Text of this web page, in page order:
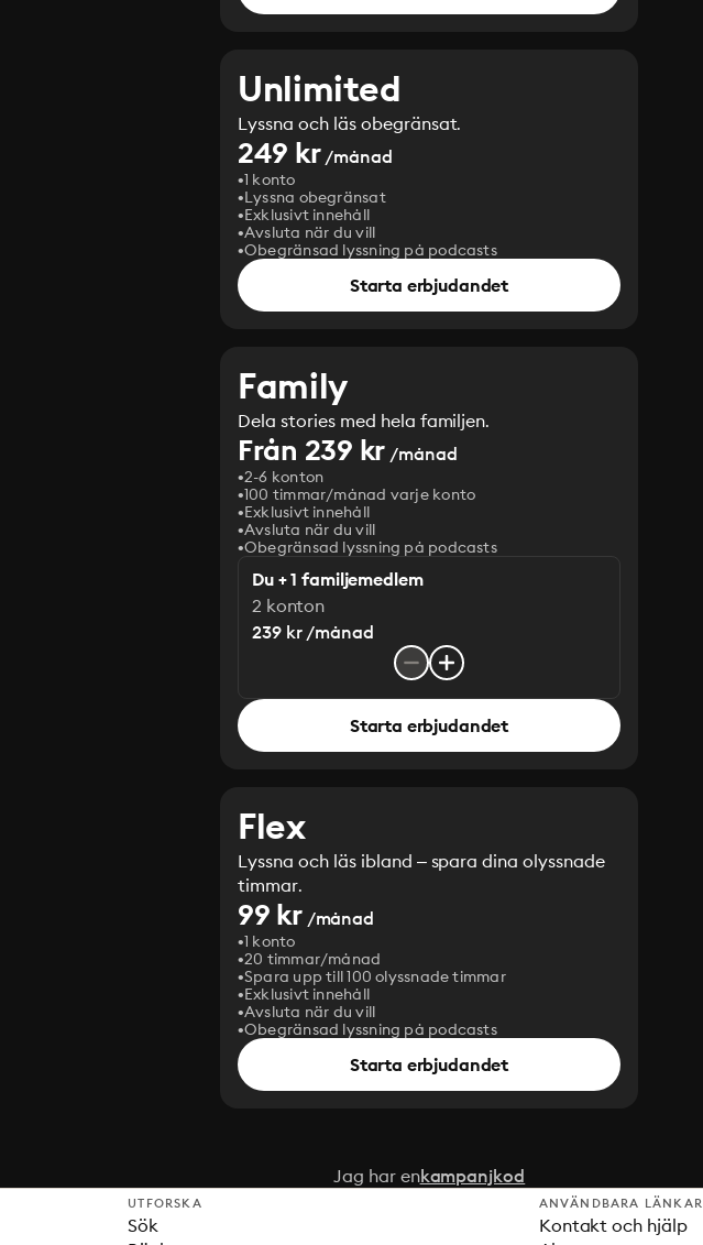
Unlimited
Lyssna och läs obegränsat.
249 kr/månad
1 konto
Lyssna obegränsat
Exklusivt innehåll
Avsluta när du vill
Obegränsad lyssning på podcasts
Starta erbjudandet
Family
Dela stories med hela familjen.
Från 239 kr /månad
2-6 konton
100 timmar/månad varje konto
Exklusivt innehåll
Avsluta när du vill
Obegränsad lyssning på podcasts
Du + 1 familjemedlem
2 konton
239 kr /månad
Starta erbjudandet
Flex
Lyssna och läs ibland – spara dina olyssnade
timmar.
99 kr/månad
1 konto
20 timmar/månad
Spara upp till 100 olyssnade timmar
Exklusivt innehåll
Avsluta när du vill
Obegränsad lyssning på podcasts
Starta erbjudandet
Jag har enkampanjkod
UTFORSKA
Sök
ANVÄNDBARA LÄNKAR
Kontakt och hjälp